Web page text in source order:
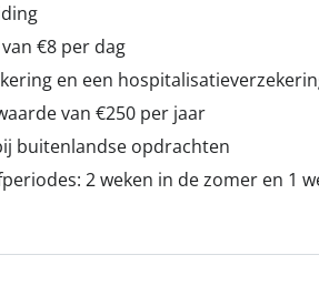
€8 per dag
en een
van €250 per jaar
buitenlandse opdrachten
2 weken in de zomer en 1